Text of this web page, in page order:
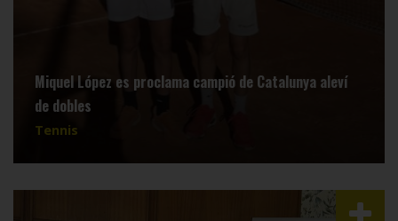
Miquel López es proclama campió de Catalunya aleví
de dobles
Tennis